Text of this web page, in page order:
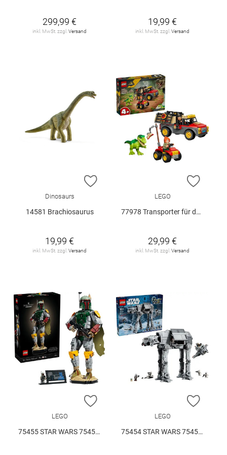
299,99 €
inkl. MwSt. zzgl. Versand
19,99 €
inkl. MwSt. zzgl. Versand
ZUR WUNSCHLISTE HINZUFÜGEN
Dinosaurs
14581 Brachiosaurus
19,99 €
inkl. MwSt. zzgl.Versand
ZUR
LEGO
77978 Transporter für den Jungen T.. V29
29,99 €
inkl. MwSt. zzgl.Versand
ZUR WUNSCHLISTE HINZUFÜGEN
LEGO
75455 STAR WARS 75455 V29
ZUR
LEGO
75454 STAR WARS 75454 V29